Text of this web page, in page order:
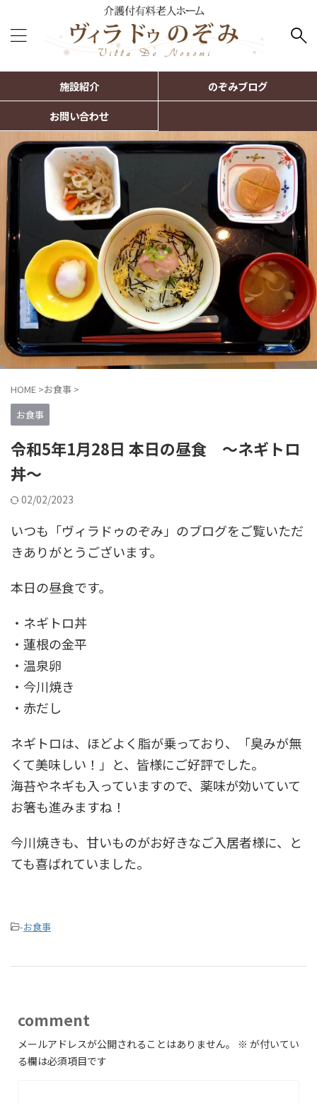
施設紹介
のぞみブログ
お問い合わせ
HOME >お食事 >
お食事
令和5年1月28日 本日の昼食 ～ネギトロ
丼～
02/02/2023
いつも「ヴィラドゥのぞみ」のブログをご覧いただ
きありがとうございます。
本日の昼食です。
・ネギトロ丼
・蓮根の金平
・温泉卵
・今川焼き
・赤だし
ネギトロは、ほどよく脂が乗っており、「臭みが無
くて美味しい！」と、皆様にご好評でした。
海苔やネギも入っていますので、薬味が効いていて
お箸も進みますね！
今川焼きも、甘いものがお好きなご入居者様に、と
ても喜ばれていました。
-お食事
comment
メールアドレスが公開されることはありません。 ※ が付いてい
る欄は必須項目です